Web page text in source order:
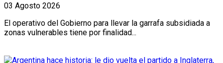
03 Agosto 2026
El operativo del Gobierno para llevar la garrafa subsidiada a
zonas vulnerables tiene por finalidad...